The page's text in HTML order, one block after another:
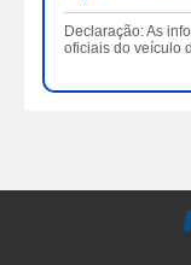
Declaração: As
oficiais do veículo